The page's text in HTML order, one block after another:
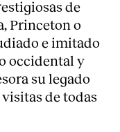
de
Princeton o
e imitado
occidental y
su legado
de todas